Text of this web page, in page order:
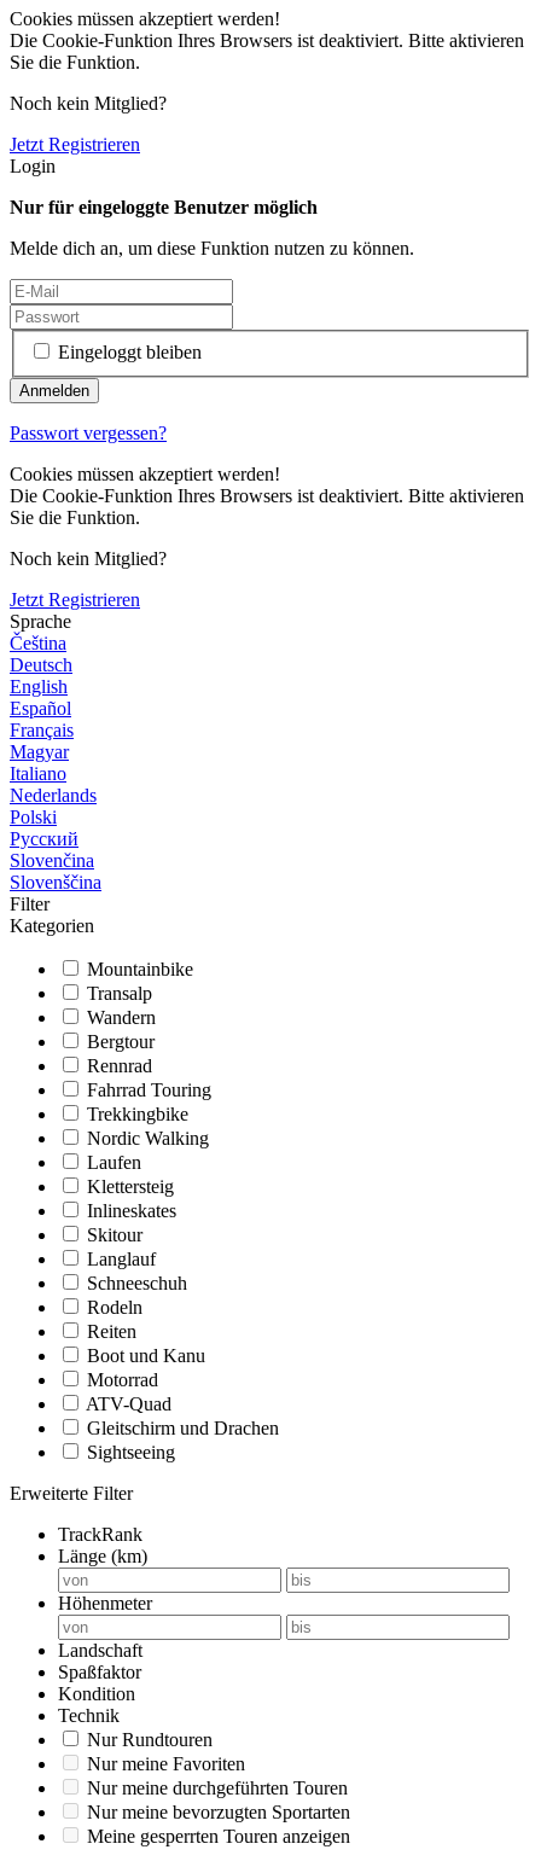
Cookies müssen akzeptiert werden!
Die Cookie-Funktion Ihres Browsers ist deaktiviert. Bitte aktivieren
Sie die Funktion.
Noch kein Mitglied?
Jetzt Registrieren
Login
Nur für eingeloggte Benutzer möglich
Melde dich an, um diese Funktion nutzen zu können.
Eingeloggt bleiben
Passwort vergessen?
Cookies müssen akzeptiert werden!
Die Cookie-Funktion Ihres Browsers ist deaktiviert. Bitte aktivieren
Sie die Funktion.
Noch kein Mitglied?
Jetzt Registrieren
Sprache
Čeština
Deutsch
English
Español
Français
Magyar
Italiano
Nederlands
Polski
Русский
Slovenčina
Slovenščina
Filter
Kategorien
Mountainbike
Transalp
Wandern
Bergtour
Rennrad
Fahrrad Touring
Trekkingbike
Nordic Walking
Laufen
Klettersteig
Inlineskates
Skitour
Langlauf
Schneeschuh
Rodeln
Reiten
Boot und Kanu
Motorrad
ATV-Quad
Gleitschirm und Drachen
Sightseeing
Erweiterte Filter
TrackRank
Länge (km)
Höhenmeter
Landschaft
Spaßfaktor
Kondition
Technik
Nur Rundtouren
Nur meine Favoriten
Nur meine durchgeführten Touren
Nur meine bevorzugten Sportarten
Meine gesperrten Touren anzeigen